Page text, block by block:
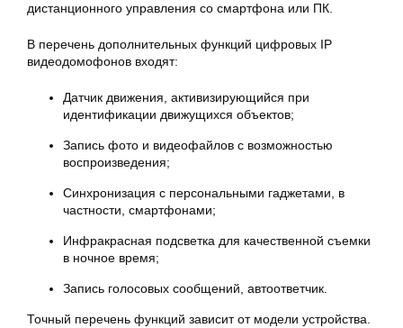
дистанционного управления со смартфона или ПК.
В перечень дополнительных функций цифровых IP
видеодомофонов входят:
Датчик движения, активизирующийся при
идентификации движущихся объектов;
Запись фото и видеофайлов с возможностью
воспроизведения;
Синхронизация с персональными гаджетами, в
частности, смартфонами;
Инфракрасная подсветка для качественной съемки
в ночное время;
Запись голосовых сообщений, автоответчик.
Точный перечень функций зависит от модели устройства.